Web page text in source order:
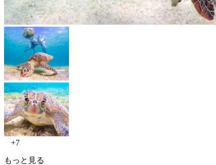
+7
もっと見る